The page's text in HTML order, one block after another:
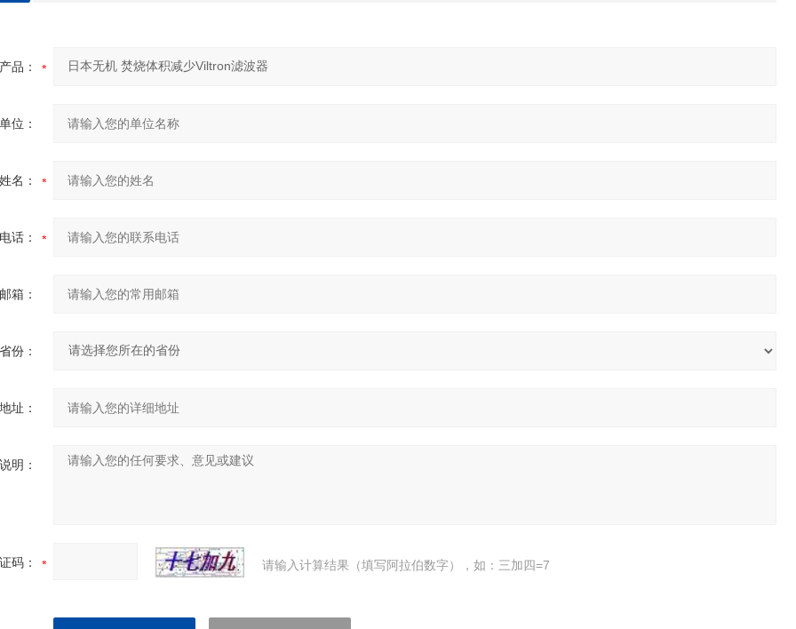
产品：
位：
名：
话：
箱：
省份：
址：
明：
码： 请输入计算结果（填写阿拉伯数字），如：三加四=7